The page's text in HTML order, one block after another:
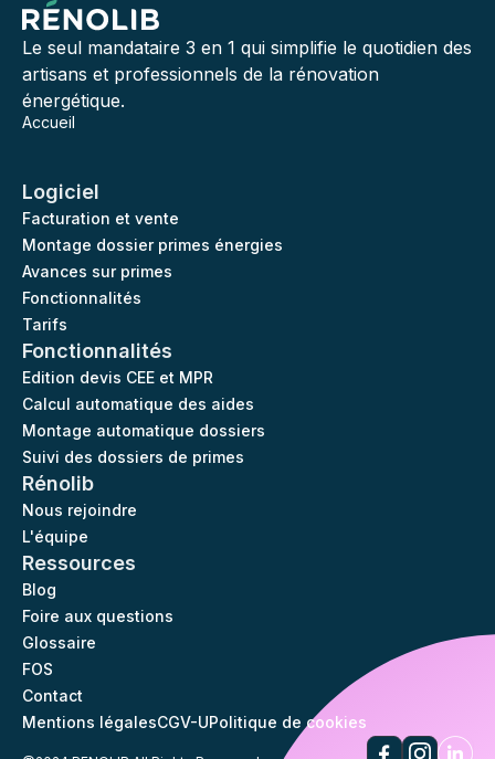
Le seul mandataire 3 en 1 qui simplifie le quotidien des
artisans et professionnels de la rénovation
énergétique.
Accueil
Logiciel
Facturation et vente
Montage dossier primes énergies
Avances sur primes
Fonctionnalités
Tarifs
Fonctionnalités
Edition devis CEE et MPR
Calcul automatique des aides
Montage automatique dossiers
Suivi des dossiers de primes
Rénolib
Nous rejoindre
L'équipe
Ressources
Blog
Foire aux questions
Glossaire
FOS
Contact
Mentions légalesCGV-UPolitique de cookies